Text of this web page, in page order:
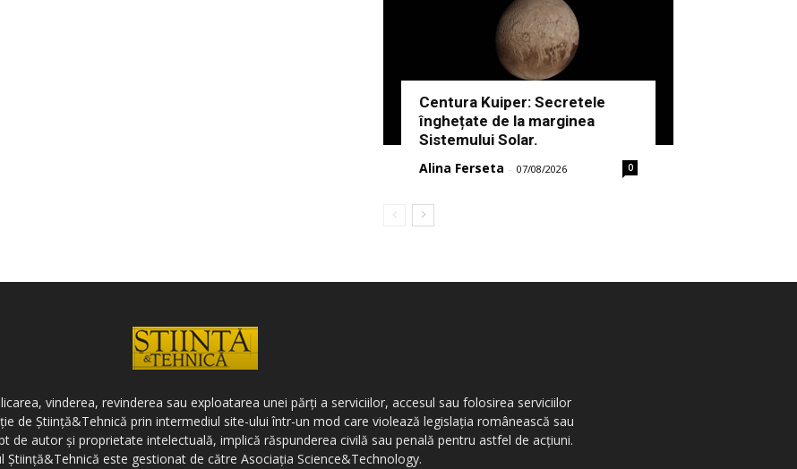
Centura Kuiper: Secretele
înghețate de la marginea
Sistemului Solar.
Alina Ferseta - 07/08/2026 0
vinderea, revinderea sau exploatarea unei părți a serviciilor, accesul sau folosirea serviciilor
de Știință&Tehnică prin intermediul site-ului într-un mod care violează legislația românească sau
de autor și proprietate intelectuală, implică răspunderea civilă sau penală pentru astfel de acțiuni.
Știință&Tehnică este gestionat de către Asociația Science&Technology.